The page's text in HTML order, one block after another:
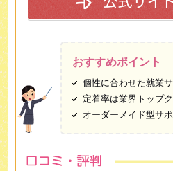
おすすめポイント
個性に合わせた就業
定着率は業界トップ
オーダーメイド型サポ